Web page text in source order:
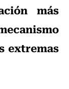
más
extremas